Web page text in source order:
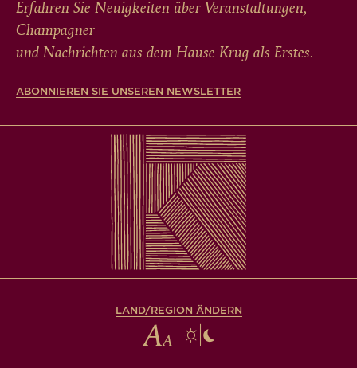
Erfahren Sie Neuigkeiten über Veranstaltungen,
Champagner
und Nachrichten aus dem Hause Krug als Erstes.
ABONNIEREN SIE UNSEREN NEWSLETTER
LAND/REGION ÄNDERN